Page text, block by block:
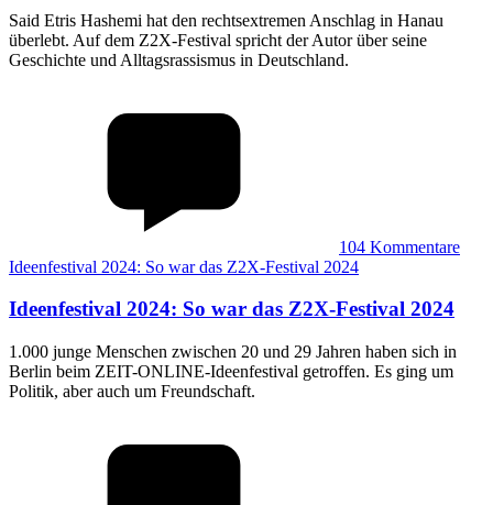
Said Etris Hashemi hat den rechtsextremen Anschlag in Hanau
überlebt. Auf dem Z2X-Festival spricht der Autor über seine
Geschichte und Alltagsrassismus in Deutschland.
104 Kommentare
Ideenfestival 2024: So war das Z2X-Festival 2024
Ideenfestival 2024: So war das Z2X-Festival 2024
1.000 junge Menschen zwischen 20 und 29 Jahren haben sich in
Berlin beim ZEIT-ONLINE-Ideenfestival getroffen. Es ging um
Politik, aber auch um Freundschaft.